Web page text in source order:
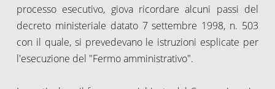
processo esecutivo, giova ricordare alcuni passi del
decreto ministeriale datato 7 settembre 1998, n. 503
con il quale, si prevedevano le istruzioni esplicate per
l'esecuzione del "Fermo amministrativo".